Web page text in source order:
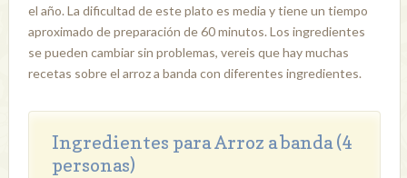
el año. La dificultad de este plato es media y tiene un tiempo
aproximado de preparación de 60 minutos. Los ingredientes
se pueden cambiar sin problemas, vereis que hay muchas
recetas sobre el arroz a banda con diferentes ingredientes.
Ingredientes para Arroz a banda (4
personas)